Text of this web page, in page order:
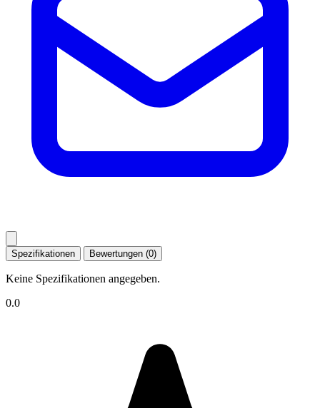
Spezifikationen Bewertungen (0)
Keine Spezifikationen angegeben.
0.0